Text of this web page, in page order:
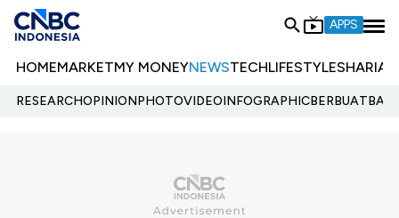
APPS
HOMEMARKETMY MONEYNEWSTECHLIFESTYLESHARIA
RESEARCHOPINIONPHOTOVIDEOINFOGRAPHIC